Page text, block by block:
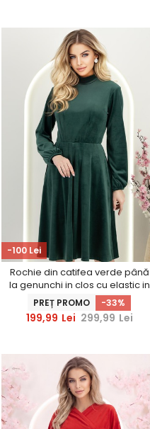
-100 Lei
Rochie din catifea verde până
la genunchi in clos cu elastic in
talie - StarShinerS
PREȚ PROMO -33%
199,99 Lei 299,99 Lei